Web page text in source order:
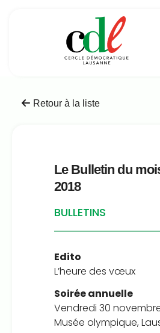
Retour à la liste
Le Bulletin du
2018
BULLETINS
Edito
L’heure des vœux
Soirée annuelle
Vendredi 30
Musée olympique,